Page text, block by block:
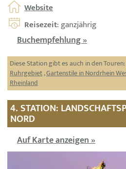
Website
Reisezeit: ganzjährig
Buchempfehlung »
Diese Station gibt es auch in den Touren:
Ruhrgebiet,Gartenstile in Nordrhein
Rheinland
4. STATION:
NORD
Auf Karte anzeigen »